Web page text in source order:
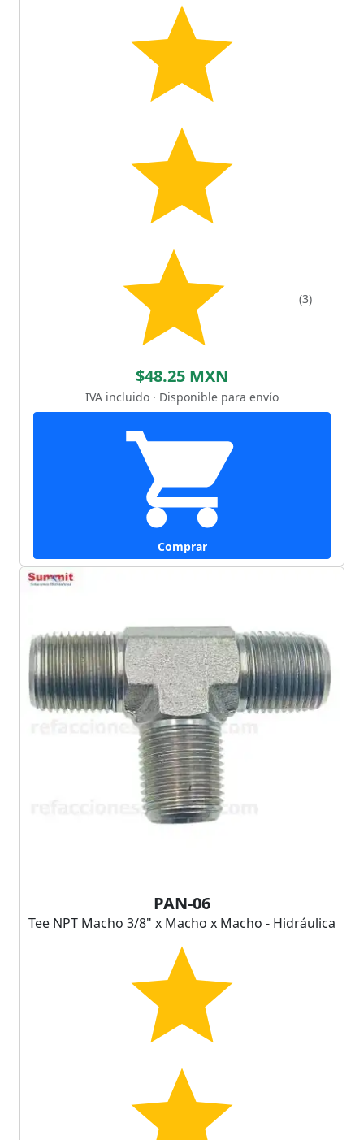
(3)
$48.25 MXN
IVA incluido · Disponible para envío
Comprar
PAN-06
Tee NPT Macho 3/8" x Macho x Macho - Hidráulica